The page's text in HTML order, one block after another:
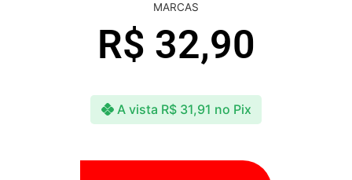
MARCAS
R$ 32,90
A vista R$31,91 no Pix